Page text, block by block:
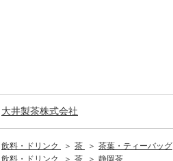
大井製茶株式会社
飲料・ドリンク 茶
茶葉・ティーバッグ
飲料・ドリンク
茶 静岡茶